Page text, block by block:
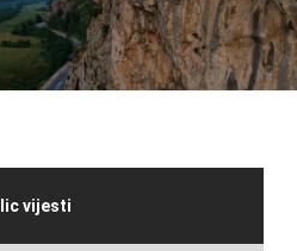
vijesti